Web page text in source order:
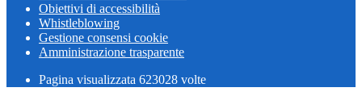
Obiettivi di accessibilità
Whistleblowing
Gestione consensi cookie
Amministrazione trasparente
Pagina visualizzata 623028 volte